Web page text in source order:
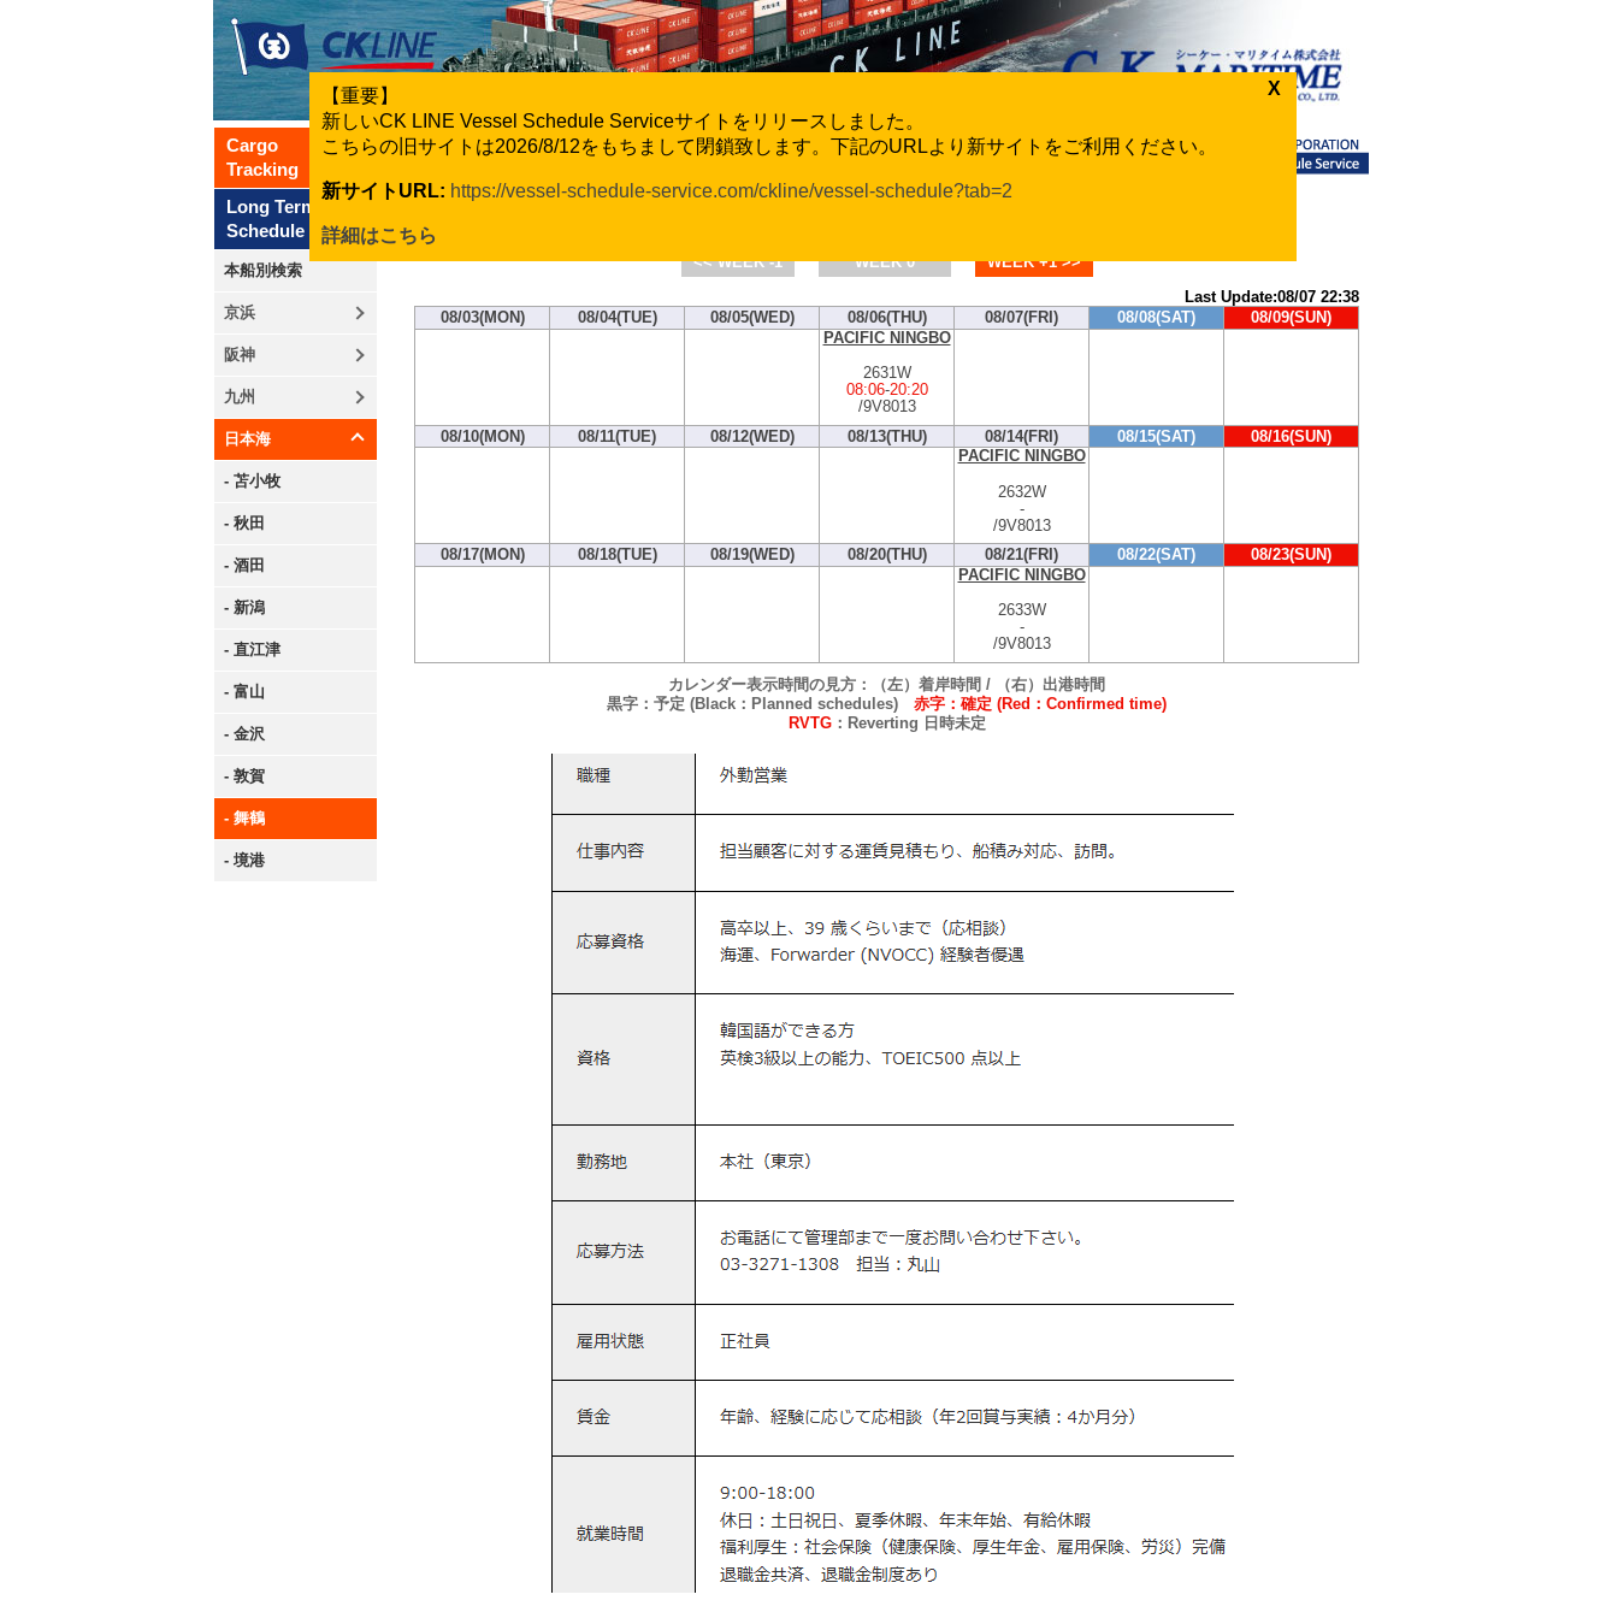
X
【重要】
新しいCK LINE Vessel Schedule Serviceサイトをリリースしました。
こちらの旧サイトは2026/8/12をもちまして閉鎖致します。下記のURLより新サイトをご利用ください。
新サイトURL: https://vessel-schedule-service.com/ckline/vessel-schedule?tab=2
詳細はこちら
Cargo
Tracking
Long Term
Schedule
本船別検索
京浜
阪神
九州
日本海
- 苫小牧
- 秋田
- 酒田
- 新潟
- 直江津
- 富山
- 金沢
- 敦賀
- 舞鶴
- 境港
CK Line Vessel Movement and Exchange Rate
<< WEEK -1 WEEK 0
WEEK +1 >>
Last Update:08/07 22:38
08/03(MON)
08/04(TUE) 08/05(WED) 08/06(THU) 08/07(FRI) 08/08(SAT)
08/09(SUN)
PACIFIC NINGBO
2631W
08:06-20:20
/9V8013
08/10(MON)
08/11(TUE) 08/12(WED) 08/13(THU) 08/14(FRI) 08/15(SAT)
08/16(SUN)
PACIFIC NINGBO
2632W
-
/9V8013
08/17(MON)
08/18(TUE) 08/19(WED) 08/20(THU) 08/21(FRI) 08/22(SAT)
08/23(SUN)
PACIFIC NINGBO
2633W
-
/9V8013
カレンダー表示時間の見方：（左）着岸時間 / （右）出港時間
黒字：予定 (Black：Planned schedules) 赤字：確定 (Red：Confirmed time)
RVTG：Reverting 日時未定